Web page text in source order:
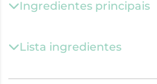
Ingredientes principais
Lista ingredientes